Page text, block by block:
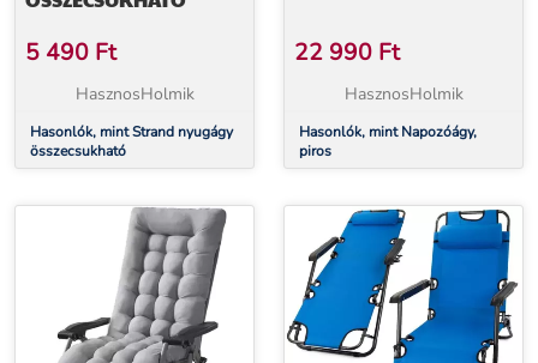
5 490 Ft
HasznosHolmik
Hasonlók, mint Strand nyugágy
összecsukható
22 990 Ft
HasznosHolmik
Hasonlók, mint Napozóágy,
piros